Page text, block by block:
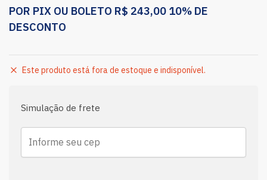
POR PIX OU BOLETO R$ 243,00 10% DE
DESCONTO
Este produto está fora de estoque e indisponível.
Simulação de frete